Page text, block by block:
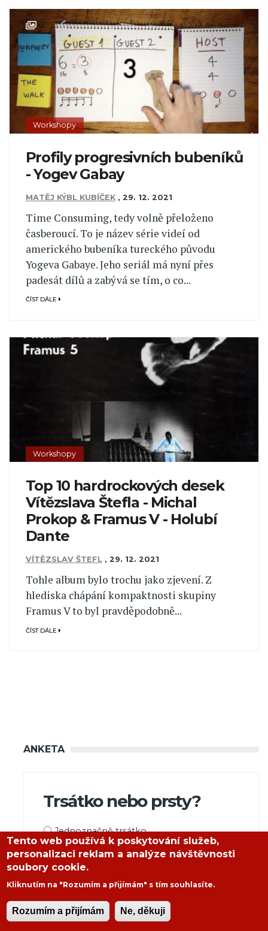
Workshopy
Profily progresivních bubeníků
- Yogev Gabay
MATĚJ KÝBL KUBÍČEK , 29. 12. 2021
Time Consuming, tedy volně přeloženo
časberoucí. To je název série videí od
amerického bubeníka tureckého původu
Yogeva Gabaye. Jeho seriál má nyní přes
padesát dílů a zabývá se tím, o co...
ČÍST DÁLE
Workshopy
Top 10 hardrockových desek
Vítězslava Štefla - Michal
Prokop & Framus V - Holubí
Dante
VÍTĚZSLAV ŠTEFL , 29. 12. 2021
Tohle album bylo trochu jako zjevení. Z
hlediska chápání kompaktnosti skupiny
Framus V to byl pravděpodobně...
ČÍST DÁLE
ANKETA
Trsátko nebo prsty?
Možnosti
výběru
Jednoznačně trsátko
Výhradně prsty
Kombinace
Tento web používá k poskytování služeb,
personalizaci reklam a analýze návštěvnosti
soubory cookie.
Kliknutím na "Rozumím a přijímám" s tím souhlasíte.
Rozumím a přijímám Ne, děkuji